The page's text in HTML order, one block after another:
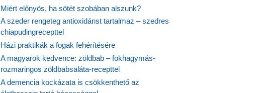
Miért előnyös, ha sötét szobában alszunk?
A szeder rengeteg antioxidánst tartalmaz – szedres
chiapudingrecepttel
Házi praktikák a fogak fehérítésére
A magyarok kedvence: zöldbab – fokhagymás-
rozmaringos zöldbabsaláta-recepttel
A demencia kockázata is csökkenthető az